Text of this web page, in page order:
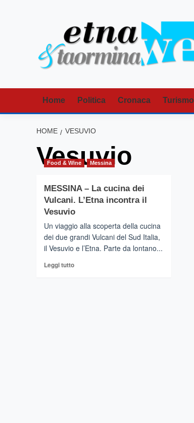
Home Politica Cronaca Turismo
HOME VESUVIO
Vesuvio
Food & Wine Messina
MESSINA – La cucina dei
Vulcani. L’Etna incontra il
Vesuvio
Un viaggio alla scoperta della cucina
dei due grandi Vulcani del Sud Italia,
il Vesuvio e l’Etna. Parte da lontano...
Leggi tuttoLeggi